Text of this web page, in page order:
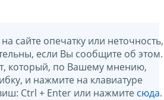
сайте опечатку или неточность,
если Вы сообщите об этом.
который, по Вашему мнению,
и нажмите на клавиатуре
Ctrl + Enter или нажмите сюда.